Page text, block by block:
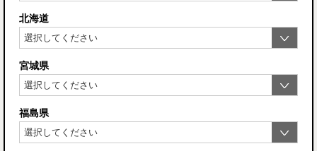
北海道
宮城県
福島県